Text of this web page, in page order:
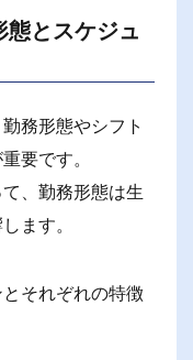
とスケジュ
務形態やシフト
要です。
、勤務形態は生
ます。
それぞれの特徴